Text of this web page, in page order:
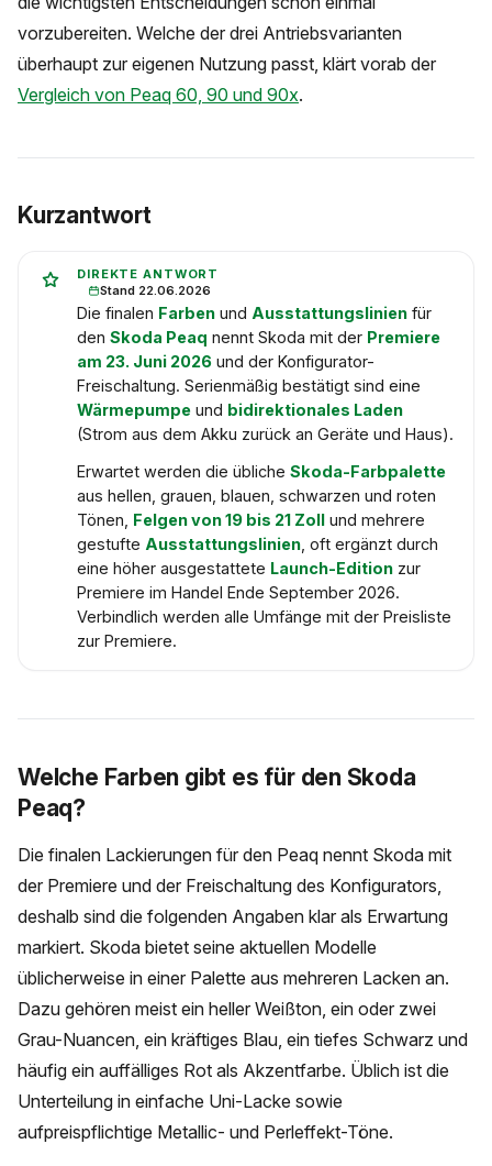
vorzubereiten. Welche der drei Antriebsvarianten
überhaupt zur eigenen Nutzung passt, klärt vorab der
Vergleich von Peaq 60, 90 und 90x.
Kurzantwort
DIREKTE ANTWORT
Stand 22.06.2026
Die finalen Farben und Ausstattungslinien für
den Skoda Peaq nennt Skoda mit der Premiere
am 23. Juni 2026 und der Konfigurator-
Freischaltung. Serienmäßig bestätigt sind eine
Wärmepumpe und bidirektionales Laden
(Strom aus dem Akku zurück an Geräte und Haus).
Erwartet werden die übliche Skoda-Farbpalette
aus hellen, grauen, blauen, schwarzen und roten
Tönen, Felgen von 19 bis 21 Zoll und mehrere
gestufte Ausstattungslinien , oft ergänzt durch
eine höher ausgestattete Launch-Edition zur
Premiere im Handel Ende September 2026.
Verbindlich werden alle Umfänge mit der Preisliste
zur Premiere.
Welche Farben gibt es für den Skoda
Peaq?
Die finalen Lackierungen für den Peaq nennt Skoda mit
der Premiere und der Freischaltung des Konfigurators,
deshalb sind die folgenden Angaben klar als Erwartung
markiert. Skoda bietet seine aktuellen Modelle
üblicherweise in einer Palette aus mehreren Lacken an.
Dazu gehören meist ein heller Weißton, ein oder zwei
Grau-Nuancen, ein kräftiges Blau, ein tiefes Schwarz und
häufig ein auffälliges Rot als Akzentfarbe. Üblich ist die
Unterteilung in einfache Uni-Lacke sowie
aufpreispflichtige Metallic- und Perleffekt-Töne.